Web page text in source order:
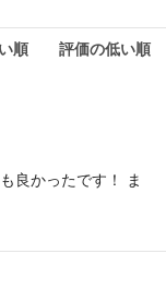
順 評価の低い順
良かったです！ ま